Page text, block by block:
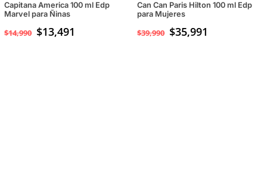
Capitana America 100 ml Edp
Marvel para Ñinas
$14,990 $13,491
Can Can Paris Hilton 100 ml Edp
para Mujeres
$39,990 $35,991